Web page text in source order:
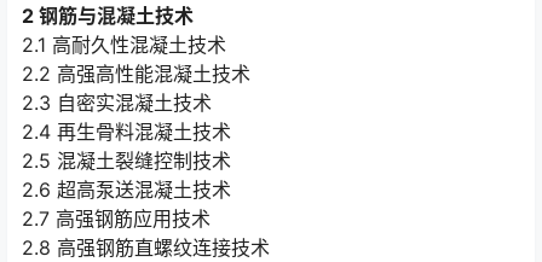
2 钢筋与混凝土技术
2.1 高耐久性混凝土技术
2.2 高强高性能混凝土技术
2.3 自密实混凝土技术
2.4 再生骨料混凝土技术
2.5 混凝土裂缝控制技术
2.6 超高泵送混凝土技术
2.7 高强钢筋应用技术
2.8 高强钢筋直螺纹连接技术